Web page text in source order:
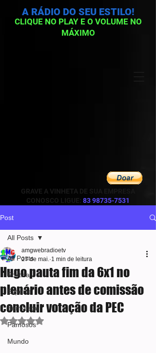
GRAVE A VINHETA DE SUA EMPRESA
CONOSCO LIGUE:
83 98735-7531
CLIQUE NO PLAY E O VOLUME NO
MÁXIMO
A RÁDIO DO SEU ESTILO!
Post
All Posts
Política
Esporte
Bem-estar
Famosos
Mundo
All Posts
Hugo pauta fim da 6x1 no
plenário antes de comissão
concluir votação da PEC
amgwebradioetv
27 de mai. 1 min de leitura
Avaliado com NaN de 5 estrelas.